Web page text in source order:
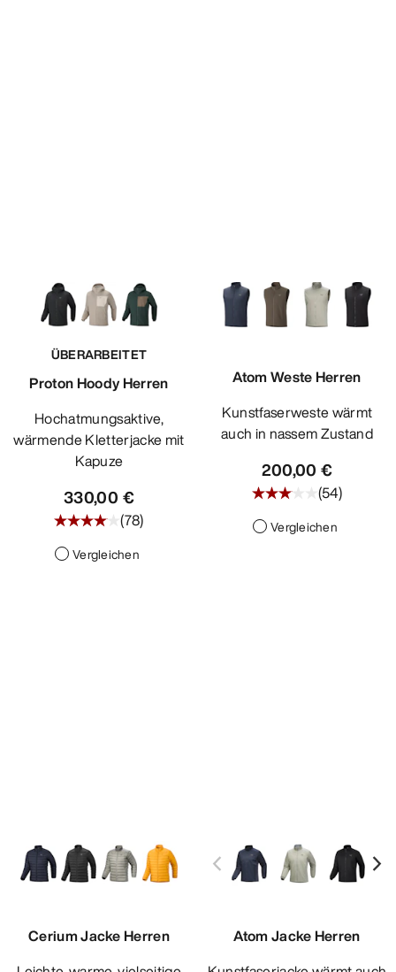
ÜBERARBEITET
Proton Hoody Herren
Hochatmungsaktive,
wärmende Kletterjacke mit
Kapuze
330,00 €
(78)
Vergleichen
Atom Weste Herren
Kunstfaserweste wärmt
auch in nassem Zustand
200,00 €
(54)
Vergleichen
Cerium Jacke Herren
Atom Jacke Herren